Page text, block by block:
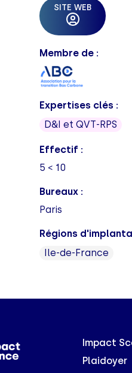
SITE WEB
Membre de :
Expertises clés :
D&I et QVT-RPS
Effectif :
5 < 10
Bureaux :
Paris
Régions
Ile-de-France
Impact
Plaidoyer